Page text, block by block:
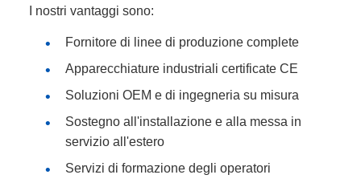
I nostri vantaggi sono:
Fornitore di linee di produzione complete
Apparecchiature industriali certificate CE
Soluzioni OEM e di ingegneria su misura
Sostegno all'installazione e alla messa in
servizio all'estero
Servizi di formazione degli operatori